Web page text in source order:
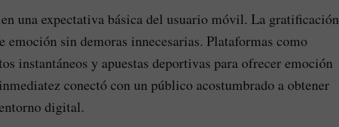
una expectativa básica del usuario móvil. La gratificación
emoción sin demoras innecesarias. Plataformas como
instantáneos y apuestas deportivas para ofrecer emoción
conectó con un público acostumbrado a obtener
digital.